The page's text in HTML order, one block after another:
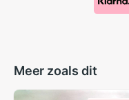
Meer zoals dit